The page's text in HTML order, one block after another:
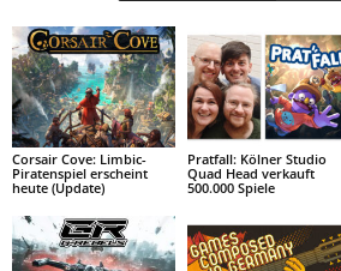
Corsair Cove: Limbic-
Piratenspiel erscheint
heute (Update)
Pratfall: Kölner Studio
Quad Head verkauft
500.000 Spiele